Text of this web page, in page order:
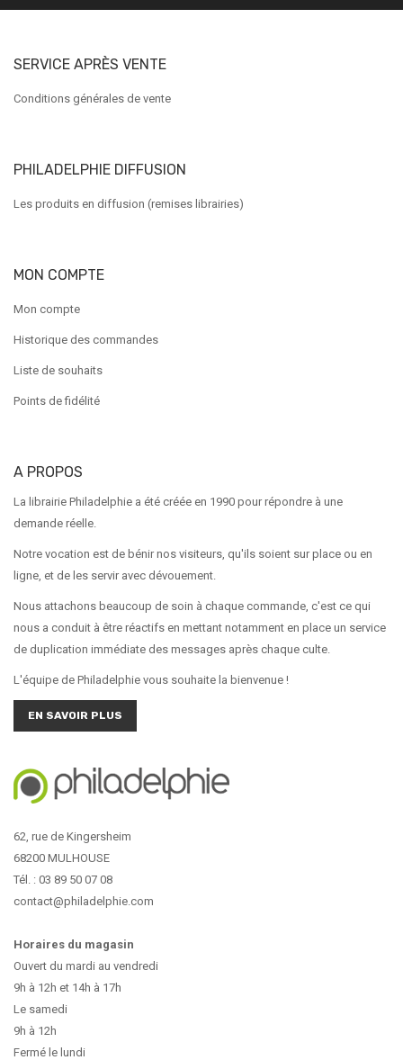
SERVICE APRÈS VENTE
Conditions générales de vente
PHILADELPHIE DIFFUSION
Les produits en diffusion (remises librairies)
MON COMPTE
Mon compte
Historique des commandes
Liste de souhaits
Points de fidélité
A PROPOS
La librairie Philadelphie a été créée en 1990 pour répondre à une
demande réelle.
Notre vocation est de bénir nos visiteurs, qu'ils soient sur place ou en
ligne, et de les servir avec dévouement.
Nous attachons beaucoup de soin à chaque commande, c'est ce qui
nous a conduit à être réactifs en mettant notamment en place un service
de duplication immédiate des messages après chaque culte.
L'équipe de Philadelphie vous souhaite la bienvenue !
EN SAVOIR PLUS
62, rue de Kingersheim
68200 MULHOUSE
Tél. : 03 89 50 07 08
contact@philadelphie.com
Horaires du magasin
Ouvert du mardi au vendredi
9h à 12h et 14h à 17h
Le samedi
9h à 12h
Fermé le lundi